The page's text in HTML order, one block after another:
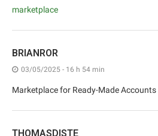
marketplace
BRIANROR
03/05/2025 - 16 h 54 min
Marketplace for Ready-Made Accounts
THOMASDISTE